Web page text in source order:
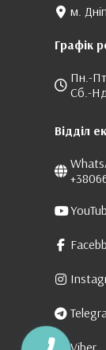
м.
Графік
Пн.-
Сб.-
Відділ